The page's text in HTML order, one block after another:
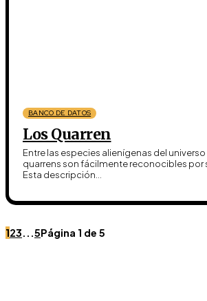
BANCO DE DATOS
Los Quarren
Entre las especies alienígenas del universo
quarrens son fácilmente reconocibles por
Esta descripción...
123 5Página 1 de 5